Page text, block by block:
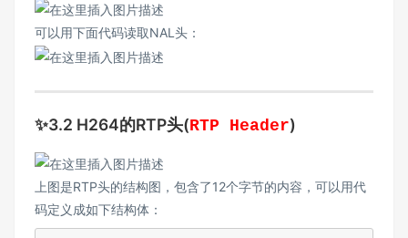
可以用下面代码读取NAL头：
✨3.2 H264的RTP头(RTP Header)
上图是RTP头的结构图，包含了12个字节的内容，可以用代
码定义成如下结构体：